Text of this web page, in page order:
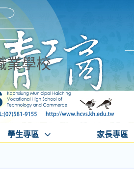
業學校
學生專區 家長專區